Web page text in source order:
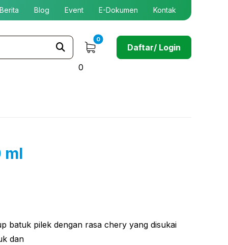
Berita Blog Event E-Dokumen Kontak
0
Daftar/ Login
ml
batuk pilek dengan rasa chery yang disukai
dan